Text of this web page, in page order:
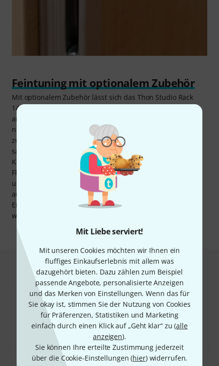
Mit Liebe serviert!
Mit unseren Cookies möchten wir Ihnen ein
fluffiges Einkaufserlebnis mit allem was
dazugehört bieten. Dazu zählen zum Beispiel
passende Angebote, personalisierte Anzeigen
und das Merken von Einstellungen. Wenn das für
Sie okay ist, stimmen Sie der Nutzung von Cookies
für Präferenzen, Statistiken und Marketing
einfach durch einen Klick auf „Geht klar“ zu (alle
anzeigen).
Sie können Ihre erteilte Zustimmung jederzeit
über die Cookie-Einstellungen (hier) widerrufen.
Feintuning mit optionalem Zubehör
Mit optionalem Zubehör lässt sich das Thon Studio Rack
14U 50 Maple gezielt an individuelle Anforderungen
anpassen. Eine abschließbare Glasfronttür schützt nicht
nur vor neugierigen Fingern, sondern hält auch Staub
zuverlässig fern. Eine rückseitige Tür sorgt für einen
sauberen Abschluss, lässt jedoch ausreichend Raum für
Kabeldurchlässe und eine effektive Belüftung. Wer mehr
Flexibilität braucht, kann das Rack mit Rollen ausstatten
und so von einer stationären zu einer mobilen Einheit
aufrüsten. Zusätzliche Rackschienen eröffnen weitere
Einbauoptionen auf der Rückseite – ideal für Setups, die
wachsen oder sich regelmäßig verändern.
Das kauften Kunden, die sich dieses
Produkt angesehen haben